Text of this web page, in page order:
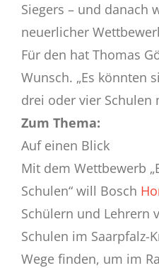
Siegers – und danach
neuerlicher
Für den hat Thomas
Wunsch. „Es könnten
drei oder vier Schulen
Zum Thema:
Auf einen Blick
Mit dem Wettbewerb
Schulen“ will Bosch
Schülern und Lehrern
Schulen im Saarpfalz-
Wege finden, um im